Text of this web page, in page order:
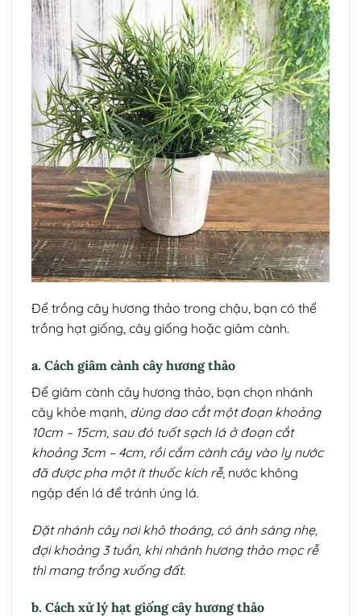
Để trồng cây hương thảo trong chậu, bạn có thể
trồng hạt giống, cây giống hoặc giâm cành.
a. Cách giâm cành cây hương thảo
Để giâm cành cây hương thảo, bạn chọn nhánh
cây khỏe mạnh, dùng dao cắt một đoạn khoảng
10cm – 15cm, sau đó tuốt sạch lá ở đoạn cắt
khoảng 3cm – 4cm, rồi cắm cành cây vào ly nước
đã được pha một ít thuốc kích rễ, nước không
ngập đến lá để tránh úng lá.
Đặt nhánh cây nơi khô thoáng, có ánh sáng nhẹ,
đợi khoảng 3 tuần, khi nhánh hương thảo mọc rễ
thì mang trồng xuống đất.
b. Cách xử lý hạt giống cây hương thảo